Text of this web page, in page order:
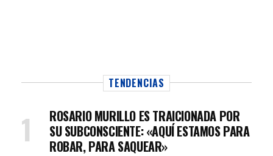
TENDENCIAS
ROSARIO MURILLO ES TRAICIONADA POR
SU SUBCONSCIENTE: «AQUÍ ESTAMOS PARA
ROBAR, PARA SAQUEAR»